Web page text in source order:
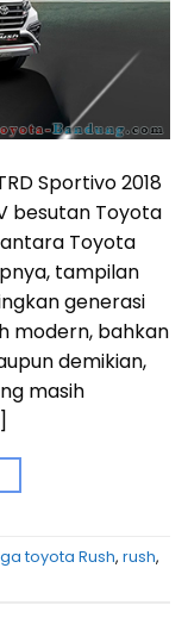
Sportivo 2018
besutan Toyota
Toyota
tampilan
generasi
modern, bahkan
demikian,
masih
toyota Rush, rush,